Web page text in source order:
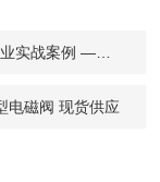
控压 / 流量解决方案
电磁阀 现货供应